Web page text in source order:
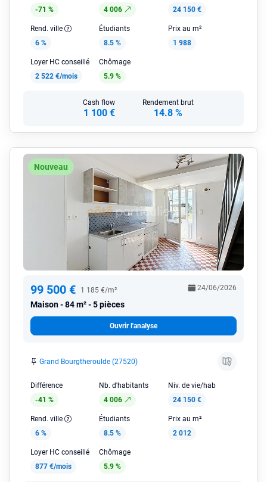
-71 %
4 006
24 150 €
Rend. ville
6 %
Étudiants
8.5 %
Prix au m²
1 988
Loyer HC conseillé
2 522 €/mois
Chômage
5.9 %
Cash flow
1 100 €
Rendement brut
14.8 %
Nouveau
99 500 € 1 185 €/m²
Maison 84 m² - 5 pièces
24/06/2026
Ouvrir l'analyse
Grand Bourgtheroulde (27520)
Différence
-41 %
Nb. d'habitants
4 006
Niv. de vie/hab
24 150 €
Rend. ville
6 %
Étudiants
8.5 %
Prix au m²
2 012
Loyer HC conseillé
877 €/mois
Chômage
5.9 %